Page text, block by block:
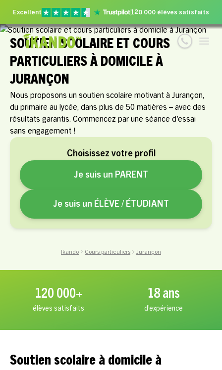
Excellent 120 000 élèves satisfaits
Ikando Cours particuliers Jurançon
SOUTIEN SCOLAIRE ET COURS
PARTICULIERS À DOMICILE À
JURANÇON
Nous proposons un soutien scolaire motivant à Jurançon,
du primaire au lycée, dans plus de 50 matières – avec des
résultats garantis. Commencez par une séance d’essai
sans engagement !
Choisissez votre profil
Je suis un PARENT
Je suis un ÉLÈVE / ÉTUDIANT
120 000+
élèves satisfaits
18 ans
d’expérience
Soutien scolaire à domicile à